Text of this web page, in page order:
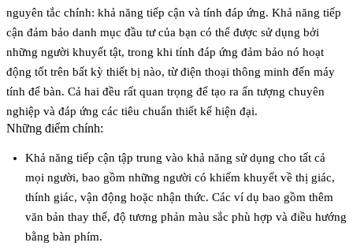
nguyên tắc chính: khả năng tiếp cận và tính đáp ứng. Khả năng tiếp
cận đảm bảo danh mục đầu tư của bạn có thể được sử dụng bởi
những người khuyết tật, trong khi tính đáp ứng đảm bảo nó hoạt
động tốt trên bất kỳ thiết bị nào, từ điện thoại thông minh đến máy
tính để bàn. Cả hai đều rất quan trọng để tạo ra ấn tượng chuyên
nghiệp và đáp ứng các tiêu chuẩn thiết kế hiện đại.
Những điểm chính:
Khả năng tiếp cận tập trung vào khả năng sử dụng cho tất cả
mọi người, bao gồm những người có khiếm khuyết về thị giác,
thính giác, vận động hoặc nhận thức. Các ví dụ bao gồm thêm
văn bản thay thế, độ tương phản màu sắc phù hợp và điều hướng
bằng bàn phím.